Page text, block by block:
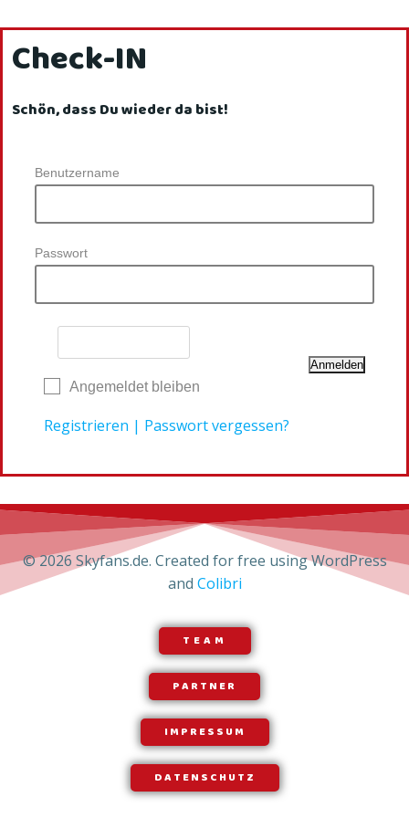
Check-IN
Schön, dass Du wieder da bist!
Benutzername
Passwort
Angemeldet bleiben
Registrieren | Passwort vergessen?
© 2026 Skyfans.de. Created for free using WordPress
and Colibri
TEAM
PARTNER
IMPRESSUM
DATENSCHUTZ